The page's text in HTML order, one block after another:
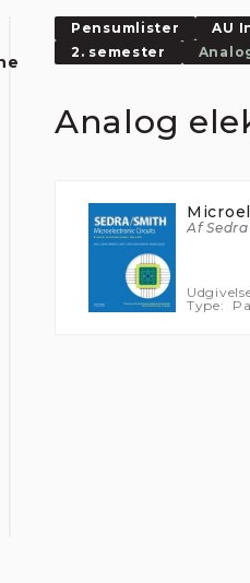
Pensumlister AU
2. semester
Analog
Af Sedra
Type: